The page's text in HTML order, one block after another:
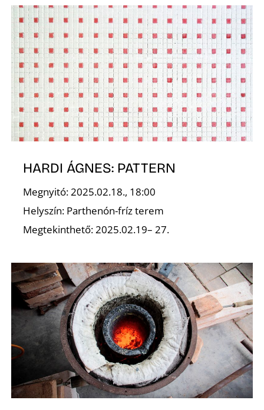
HARDI ÁGNES: PATTERN
Megnyitó: 2025.02.18., 18:00
Helyszín: Parthenón-fríz terem
Megtekinthető: 2025.02.19– 27.